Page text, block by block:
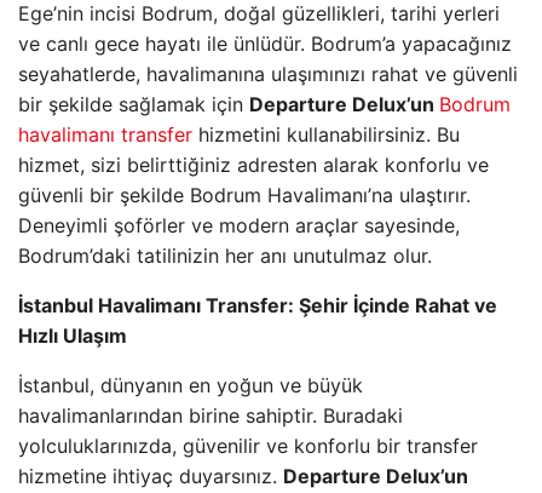
Ege’nin incisi Bodrum, doğal güzellikleri, tarihi yerleri
ve canlı gece hayatı ile ünlüdür. Bodrum’a yapacağınız
seyahatlerde, havalimanına ulaşımınızı rahat ve güvenli
bir şekilde sağlamak için Departure Delux’un Bodrum
havalimanı transfer hizmetini kullanabilirsiniz. Bu
hizmet, sizi belirttiğiniz adresten alarak konforlu ve
güvenli bir şekilde Bodrum Havalimanı’na ulaştırır.
Deneyimli şoförler ve modern araçlar sayesinde,
Bodrum’daki tatilinizin her anı unutulmaz olur.
İstanbul Havalimanı Transfer: Şehir İçinde Rahat ve
Hızlı Ulaşım
İstanbul, dünyanın en yoğun ve büyük
havalimanlarından birine sahiptir. Buradaki
yolculuklarınızda, güvenilir ve konforlu bir transfer
hizmetine ihtiyaç duyarsınız. Departure Delux’un